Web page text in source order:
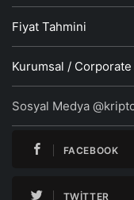
Fiyat Tahmini
Kurumsal / Corporate
Sosyal Medya
FACEBOOK
TWITTER